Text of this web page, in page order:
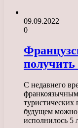
09.09.2022
0
получить
С недавнего
туристических
будущем можно
исполнилось 5